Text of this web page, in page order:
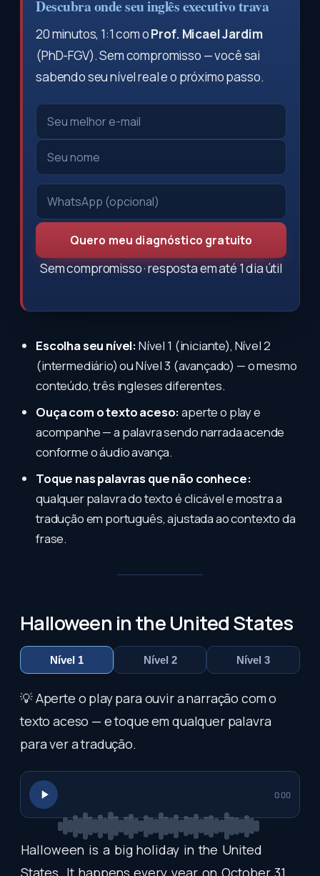
Descubra onde seu inglês executivo trava
20 minutos, 1:1 com oProf. Micael Jardim
(PhD-FGV). Sem compromisso — você sai
sabendo seu nível real e o próximo passo.
Quero meu diagnóstico gratuito
Sem compromisso · resposta em até 1 dia útil
Escolha seu nível:Nível 1 (iniciante), Nível 2
(intermediário) ou Nível 3 (avançado) — o mesmo
conteúdo, três ingleses diferentes.
Ouça com o texto aceso:aperte o play e
acompanhe — a palavra sendo narrada acende
conforme o áudio avança.
Toque nas palavras que não conhece:
qualquer palavra do texto é clicável e mostra a
tradução em português, ajustada ao contexto da
frase.
Halloween in the United States
Nível 1 Nível 2 Nível 3
💡 Aperte o play para ouvir a narração com o
texto aceso — e toque em qualquer palavra
para ver a tradução.
0:00
Halloween is a big holiday in the United
States It happens every year on October 31.